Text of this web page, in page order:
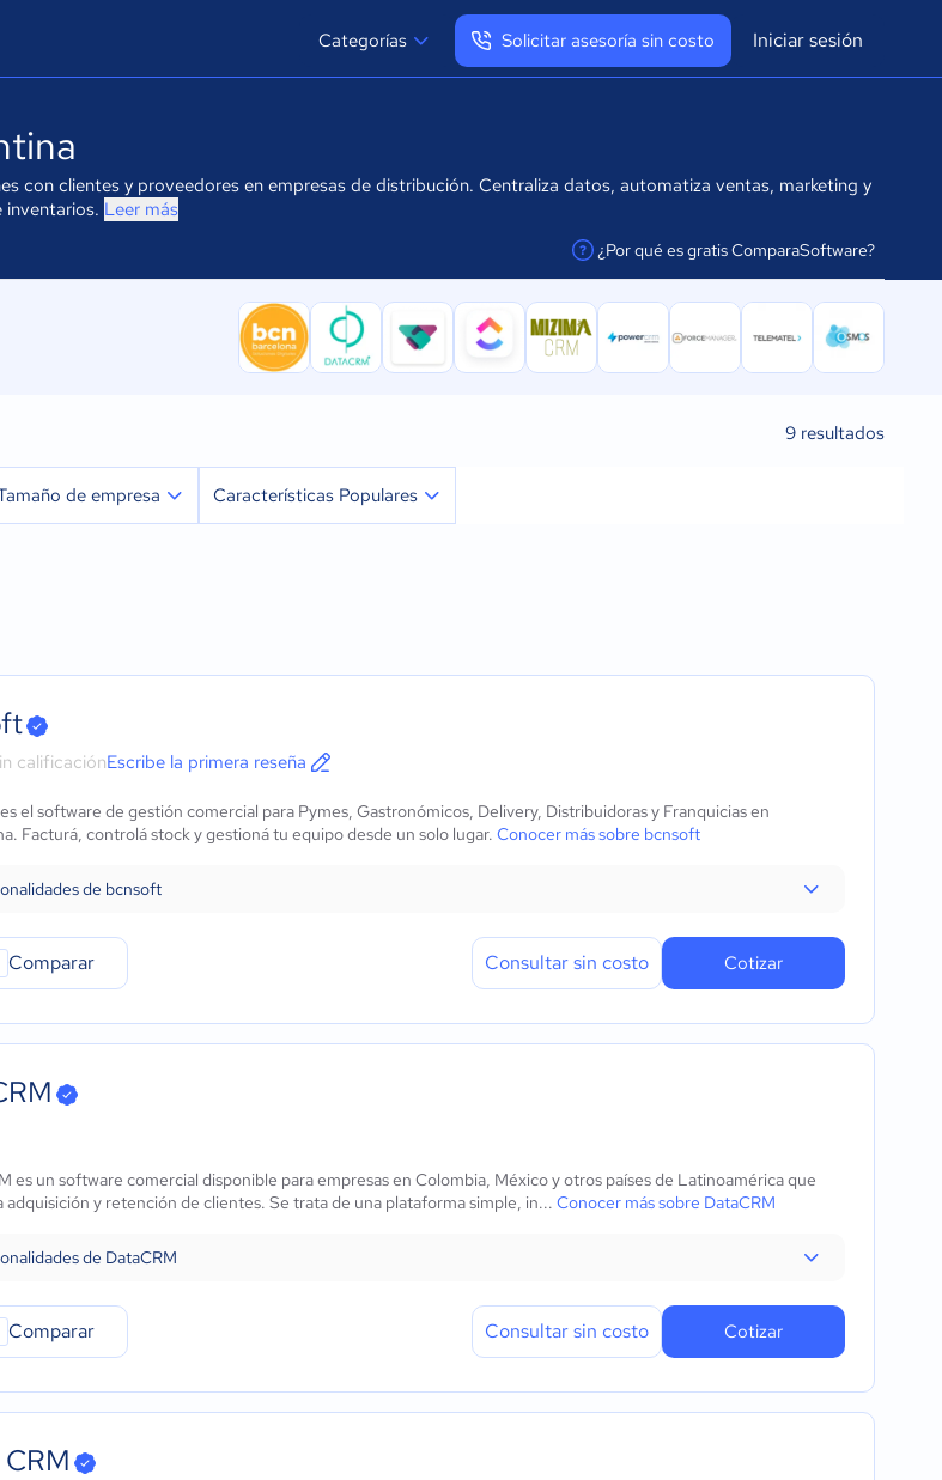
Categorías Solicitar asesoría sin costo Iniciar sesión
Cerrar sesión
con clientes y proveedores en empresas de distribución. Centraliza datos, automatiza ventas, marketing y
Leer más
¿Por qué es gratis ComparaSoftware?
facilitar la conexión
9 resultados
de empresa Características Populares
Informes y análisis
calificaciónEscribe la primera reseña
el software de gestión comercial para Pymes, Gastronómicos, Delivery, Distribuidoras y Franquicias en
Facturá, controlá stock y gestioná tu equipo desde un solo lugar. Conocer más sobre bcnsoft
de bcnsoft
Comparar Consultar sin costo Cotizar
es un software comercial disponible para empresas en Colombia, México y otros países de Latinoamérica que
adquisición y retención de clientes. Se trata de una plataforma simple, in... Conocer más sobre DataCRM
de DataCRM
Comparar Consultar sin costo Cotizar